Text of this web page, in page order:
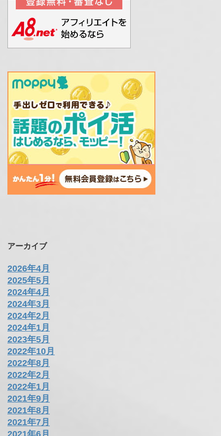
アーカイブ
2026年4月
2025年5月
2024年4月
2024年3月
2024年2月
2024年1月
2023年5月
2022年10月
2022年8月
2022年2月
2022年1月
2021年9月
2021年8月
2021年7月